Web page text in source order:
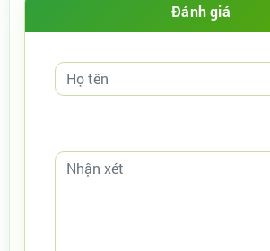
Đánh giá